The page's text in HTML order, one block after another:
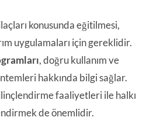
konusunda eğitilmesi,
uygulamaları için gereklidir.
, doğru kullanım ve
hakkında bilgi sağlar.
faaliyetleri ile halkı
de önemlidir.